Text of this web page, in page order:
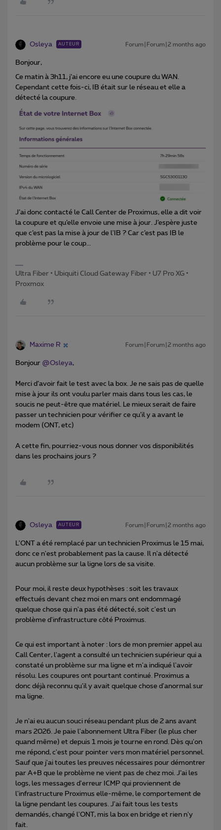
Osleya AUTEUR Forum|Forum|2 months ago
Bonjour,
Ce matin à 3h11, j’ai encore eu une coupure du WAN.
Cependant cette fois-ci, IB était sur le réseau et elle a
détecté la coupure.
J’ai donc contacté le Call Center de Proximus, elle a dit voir
la coupure et qu’elle envoie une mise à jour. J’espère juste
que c’est pas la mise à jour de l'IB ? Car c’est pas IB le
problème pour le coup...
Ultra Fiber • Ubiquiti Cloud Gateway Fiber • U7 Pro XG •
Proxmox
Maxime R Forum|Forum|2 months ago
Bonjour ​ @Osleya,
Merci d’avoir fait le test avec la box. Je ne sais pas de quelle
mise à jour ils ont voulu parler mais dans tous les cas, le
soucis ne peut-être que matériel. Le mieux serait de faire
passer un technicien pour vérifier ce qu’il y a avant le
modem (ONT, etc)
A cette fin, pourriez-vous nous donner vos disponibilités
dans les prochains jours ?
Osleya AUTEUR Forum|Forum|2 months ago
L'ONT a été remplacé par un technicien Proximus le 15 mai,
donc ce n'est probablement pas la cause. Il n'a détecté
aucun problème sur la ligne lors de sa visite.
Pour moi, il reste deux hypothèses : soit les travaux
effectués devant chez moi en mars ont endommagé
quelque chose qui n'a pas été détecté, soit c'est un
problème d'infrastructure côté Proximus.
Ce qui est important à noter : lors de mon premier appel au
Call Center, l'agent a consulté un technicien supérieur qui a
constaté un problème sur ma ligne et m'a indiqué l'avoir
résolu. Les coupures ont pourtant continué. Proximus a
donc déjà reconnu qu'il y avait quelque chose d'anormal sur
ma ligne.
Je n'ai eu aucun souci réseau pendant plus de 2 ans avant
mars 2026. Je paie l'abonnement Ultra Fiber (le plus cher
quand même) et depuis 1 mois je tourne en rond. Dès qu'on
me répond, c'est pour pointer vers mon matériel personnel.
Sauf que j'ai toutes les preuves nécessaires pour démontrer
par A+B que le problème ne vient pas de chez moi. J’ai les
logs, les messages d'erreur ICMP qui proviennent de
l'infrastructure Proximus elle-même, le comportement de
la ligne pendant les coupures. J'ai fait tous les tests
demandés, changé l'ONT, mis la box en bridge et rien n'y
fait.